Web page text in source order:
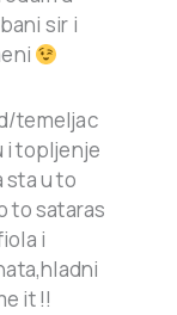
sir i
temeljac
i topljenje
sta u to
to sataras
i
it !!